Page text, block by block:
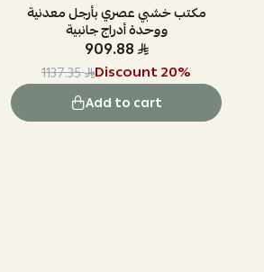
مكتب خشبي عصري بأرجل معدنية
ووحدة أدراج جانبية
909.88
1137.35 Discount20%
Add to cart